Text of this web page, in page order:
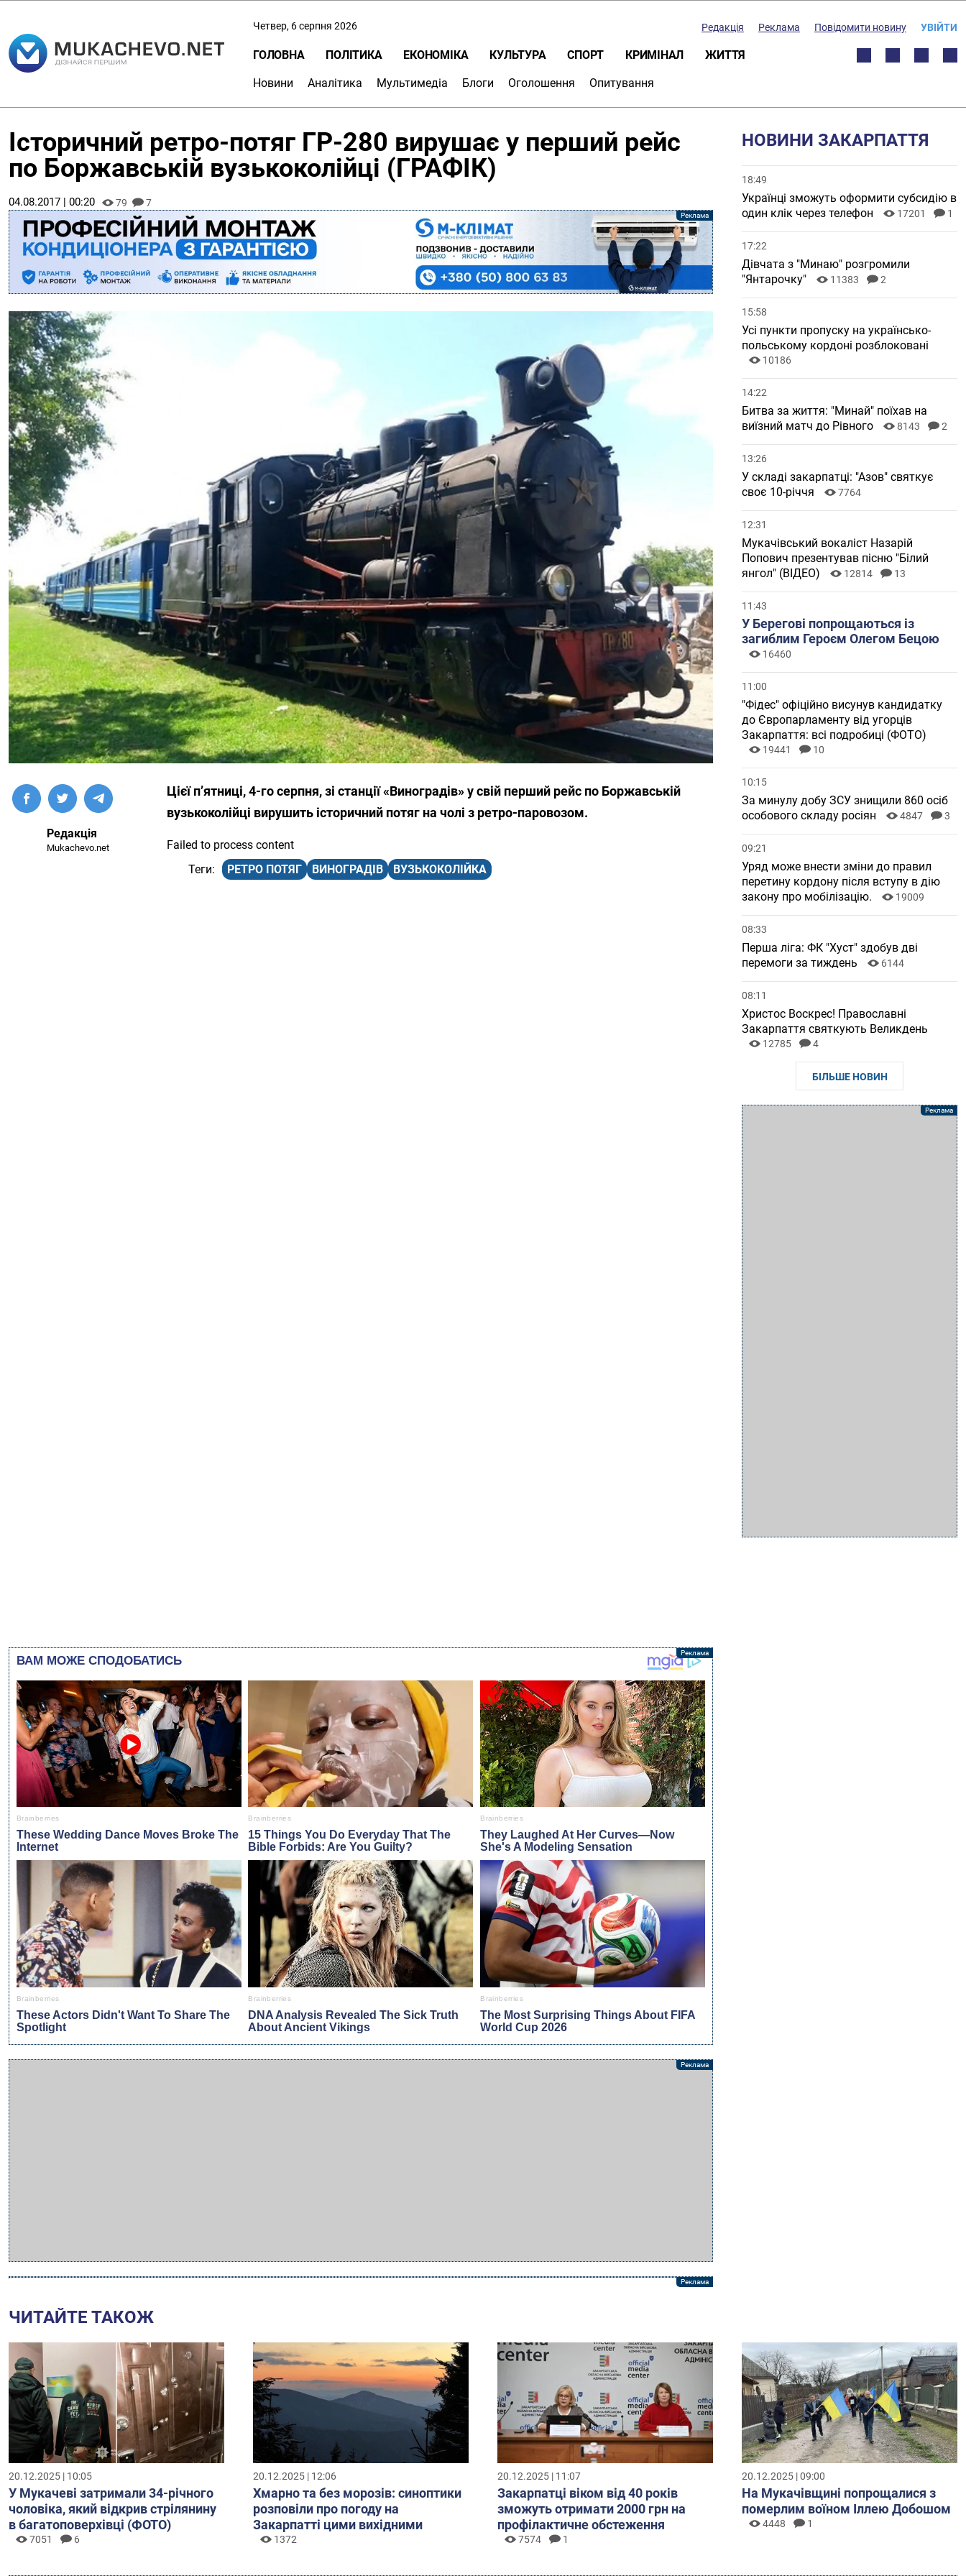
Четвер, 6 серпня 2026 Редакція Реклама Повідомити новину УВІЙТИ
ГОЛОВНА ПОЛІТИКА ЕКОНОМІКА КУЛЬТУРА СПОРТ КРИМІНАЛ ЖИТТЯ
Новини Аналітика Мультимедіа Блоги Оголошення Опитування
Історичний ретро-потяг ГР-280 вирушає у перший рейс
по Боржавській вузькоколійці (ГРАФІК)
04.08.2017 | 00:20 79 7
Редакція
Mukachevo.net
Цієї п’ятниці, 4-го серпня, зі станції «Виноградів» у свій перший рейс по Боржавській
вузькоколійці вирушить історичний потяг на чолі з ретро-паровозом.
Failed to process content
РЕТРО ПОТЯГ
ВИНОГРАДІВ ВУЗЬКОКОЛІЙКА
НОВИНИ ЗАКАРПАТТЯ
18:49
Українці зможуть оформити субсидію в
один клік через телефон
17201 1
17:22
Дівчата з "Минаю" розгромили
"Янтарочку"
11383 2
15:58
Усі пункти пропуску на українсько-
польському кордоні розблоковані
10186
14:22
Битва за життя: "Минай" поїхав на
виїзний матч до Рівного
8143 2
13:26
У складі закарпатці: "Азов" святкує
своє 10-річчя
7764
12:31
Мукачівський вокаліст Назарій
Попович презентував пісню "Білий
янгол" (ВІДЕО)
12814 13
11:43
У Берегові попрощаються із
загиблим Героєм Олегом Бецою
16460
11:00
"Фідес" офіційно висунув кандидатку
до Європарламенту від угорців
Закарпаття: всі подробиці (ФОТО)
19441 10
10:15
За минулу добу ЗСУ знищили 860 осіб
особового складу росіян
4847 3
09:21
Уряд може внести зміни до правил
перетину кордону після вступу в дію
закону про мобілізацію.
19009
08:33
Перша ліга: ФК "Хуст" здобув дві
перемоги за тиждень
6144
08:11
Христос Воскрес! Православні
Закарпаття святкують Великдень
12785 4
БІЛЬШЕ НОВИН
ЧИТАЙТЕ ТАКОЖ
20.12.2025 | 10:05
У Мукачеві затримали 34-річного
чоловіка, який відкрив стрілянину
в багатоповерхівці (ФОТО)
7051 6
20.12.2025 | 12:06
Хмарно та без морозів: синоптики
розповіли про погоду на
Закарпатті цими вихідними
1372
20.12.2025 | 11:07
Закарпатці віком від 40 років
зможуть отримати 2000 грн на
профілактичне обстеження
7574 1
20.12.2025 | 09:00
На Мукачівщині попрощалися з
померлим воїном Іллею Добошом
4448 1